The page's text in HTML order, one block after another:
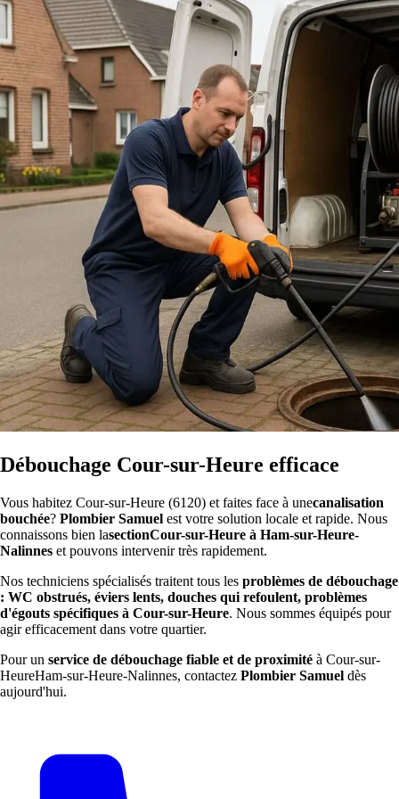
Débouchage Cour-sur-Heure efficace
Vous habitez Cour-sur-Heure (6120) et faites face à unecanalisation
bouchée? Plombier Samuel est votre solution locale et rapide. Nous
connaissons bien lasectionCour-sur-Heure à Ham-sur-Heure-
Nalinnes et pouvons intervenir très rapidement.
Nos techniciens spécialisés traitent tous les problèmes de débouchage
: WC obstrués, éviers lents, douches qui refoulent, problèmes
d'égouts spécifiques à Cour-sur-Heure. Nous sommes équipés pour
agir efficacement dans votre quartier.
Pour un service de débouchage fiable et de proximité à Cour-sur-
HeureHam-sur-Heure-Nalinnes, contactez Plombier Samuel dès
aujourd'hui.